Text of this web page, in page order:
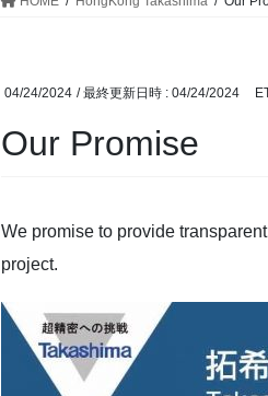
04/24/2024 / 最終更新日時 : 04/24/2024
Our Promise
We promise to provide
project.